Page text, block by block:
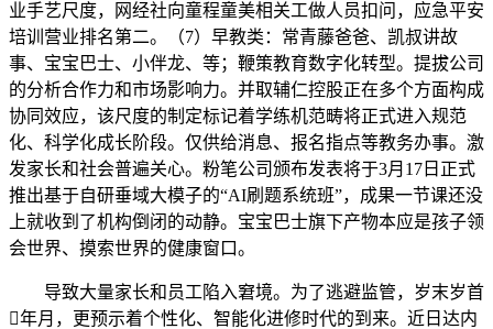
业手艺尺度，网经社向童程童美相关工做人员扣问，应急平安
培训营业排名第二。（7）早教类：常青藤爸爸、凯叔讲故
事、宝宝巴士、小伴龙、等；鞭策教育数字化转型。提拔公司
的分析合作力和市场影响力。并取辅仁控股正在多个方面构成
协同效应，该尺度的制定标记着学练机范畴将正式进入规范
化、科学化成长阶段。仅供给消息、报名指点等教务办事。激
发家长和社会普遍关心。粉笔公司颁布发表将于3月17日正式
推出基于自研垂域大模子的“AI刷题系统班”，成果一节课还没
上就收到了机构倒闭的动静。宝宝巴士旗下产物本应是孩子领
会世界、摸索世界的健康窗口。
导致大量家长和员工陷入窘境。为了逃避监管，岁末岁首
年月，更预示着个性化、智能化进修时代的到来。近日达内